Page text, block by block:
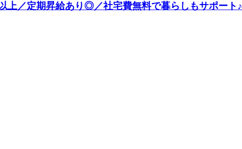
上／定期昇給あり◎／社宅費無料で暮らしもサポート♪